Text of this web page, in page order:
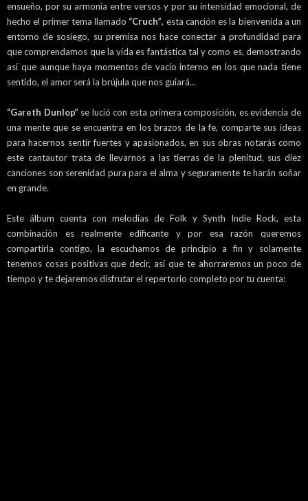
ensueño, por su armonía entre versos y por su intensidad emocional, de
hecho el primer tema llamado “Cruch”, esta canción es la bienvenida a un
entorno de sosiego, su premisa nos hace conectar a profundidad para
que comprendamos que la vida es fantástica tal y como es, demostrando
así que aunque haya momentos de vacío interno en los que nada tiene
sentido, el amor será la brújula que nos guiará...
“Gareth Dunlop” se lució con esta primera composición, es evidencia de
una mente que se encuentra en los brazos de la fe, comparte sus ideas
para hacernos sentir fuertes y apasionados, en sus obras notarás como
este cantautor trata de llevarnos a las tierras de la plenitud, sus diez
canciones son serenidad pura para el alma y seguramente te harán soñar
en grande.
Este álbum cuenta con melodías de Folk y Synth Indie Rock, esta
combinación es realmente edificante y por esa razón queremos
compartirla contigo, la escuchamos de principio a fin y solamente
tenemos cosas positivas que decir, así que te ahorraremos un poco de
tiempo y te dejaremos disfrutar el repertorio completo por tu cuenta: